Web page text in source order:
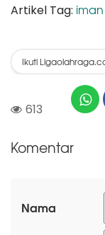
Artikel Tag:
Ikuti
613
Komentar
Nama